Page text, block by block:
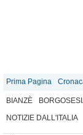
Prima Pagina
BIANZÈ
NOTIZIE DALL'ITALIA